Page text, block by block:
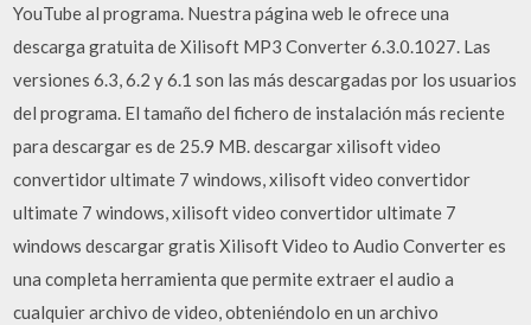
YouTube al programa. Nuestra página web le ofrece una
descarga gratuita de Xilisoft MP3 Converter 6.3.0.1027. Las
versiones 6.3, 6.2 y 6.1 son las más descargadas por los usuarios
del programa. El tamaño del fichero de instalación más reciente
para descargar es de 25.9 MB. descargar xilisoft video
convertidor ultimate 7 windows, xilisoft video convertidor
ultimate 7 windows, xilisoft video convertidor ultimate 7
windows descargar gratis Xilisoft Video to Audio Converter es
una completa herramienta que permite extraer el audio a
cualquier archivo de video, obteniéndolo en un archivo